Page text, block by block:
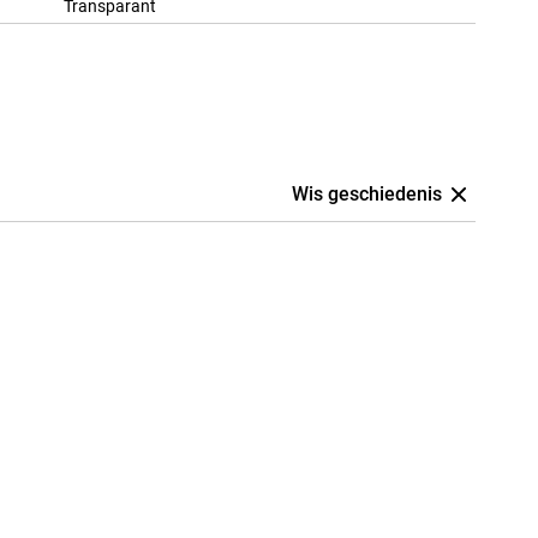
Transparant
Wis geschiedenis